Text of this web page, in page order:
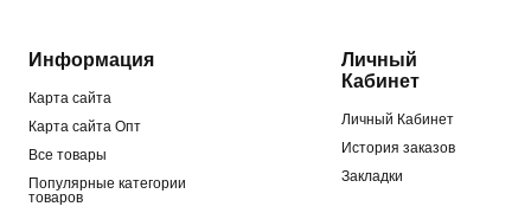
Информация
Карта сайта
Карта сайта Опт
Все товары
Популярные категории
товаров
Личный
Кабинет
Личный Кабинет
История заказов
Закладки